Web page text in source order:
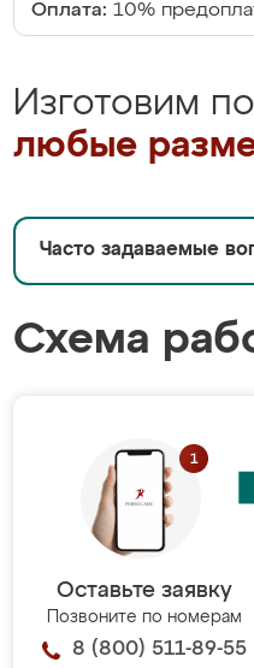
Оплата: 10%
Изготовим
любые
Часто задаваемые
Схема
Оставьте заявку
Позвоните по номерам
8 (800) 511-89-55